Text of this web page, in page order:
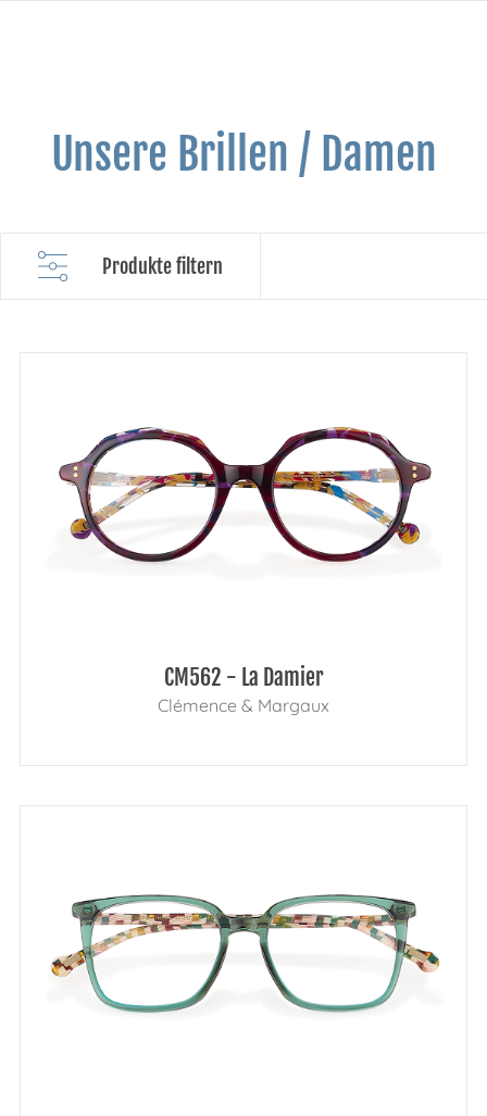
Unsere Brillen / Damen
CM562 - La Damier
Clémence & Margaux
Produkte filtern